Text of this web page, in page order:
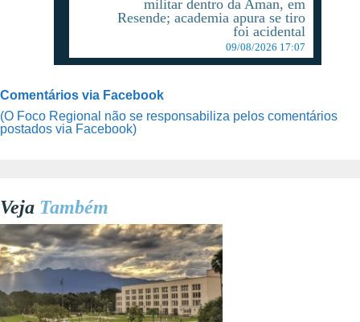
militar dentro da Aman, em
Resende; academia apura se tiro
foi acidental
09/08/2026 17:07
Comentários via Facebook
(O Foco Regional não se responsabiliza pelos comentários
postados via Facebook)
Veja Também